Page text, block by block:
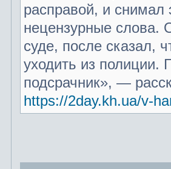
расправой, и снимал
нецензурные слова.
суде, после сказал,
уходить из
подсрачник», —
https://2day.kh.ua/v-